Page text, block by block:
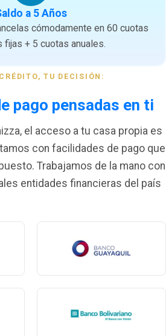
a 5 Años
cómodamente en 60 cuotas
fijas + 5 cuotas anuales.
TU DECISIÓN:
pago pensadas en ti
el acceso a tu casa propia es
con facilidades de pago que
Trabajamos de la mano con
entidades financieras del país